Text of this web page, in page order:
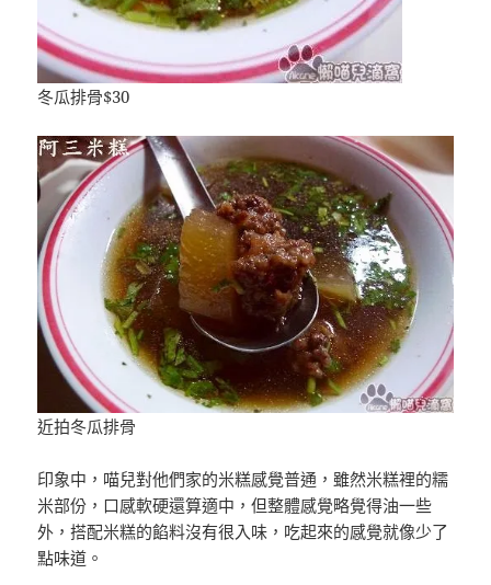
冬瓜排骨$30
近拍冬瓜排骨
印象中，喵兒對他們家的米糕感覺普通，雖然米糕裡的糯
米部份，口感軟硬還算適中，但整體感覺略覺得油一些
外，搭配米糕的餡料沒有很入味，吃起來的感覺就像少了
點味道。